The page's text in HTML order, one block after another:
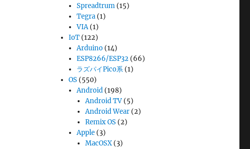
Spreadtrum (15)
Tegra (1)
VIA(1)
IoT (122)
Arduino (14)
ESP8266/ESP32 (66)
ラズパイPico系 (1)
OS (550)
Android (198)
Android TV(5)
Android Wear(2)
Remix OS(2)
Apple (3)
MacOSX(3)